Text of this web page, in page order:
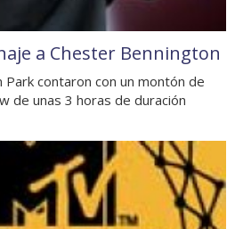
a Chester Bennington
Park contaron con un montón de
de unas 3 horas de duración